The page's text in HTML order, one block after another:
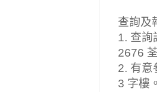
查詢及
1. 查詢
2676
2. 有意
3 字樓